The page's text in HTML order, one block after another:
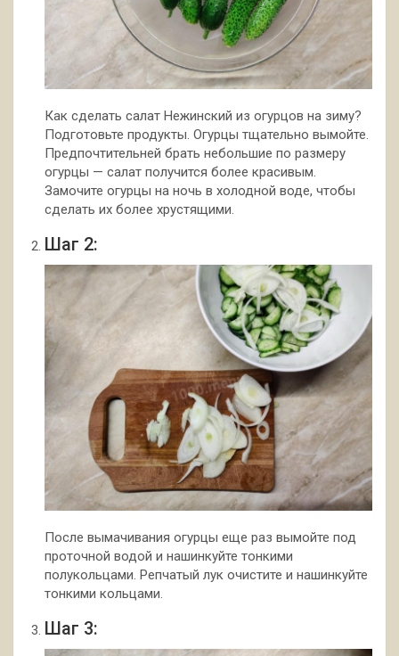
Как сделать салат Нежинский из огурцов на зиму?
Подготовьте продукты. Огурцы тщательно вымойте.
Предпочтительней брать небольшие по размеру
огурцы — салат получится более красивым.
Замочите огурцы на ночь в холодной воде, чтобы
сделать их более хрустящими.
Шаг 2:
После вымачивания огурцы еще раз вымойте под
проточной водой и нашинкуйте тонкими
полукольцами. Репчатый лук очистите и нашинкуйте
тонкими кольцами.
Шаг 3: